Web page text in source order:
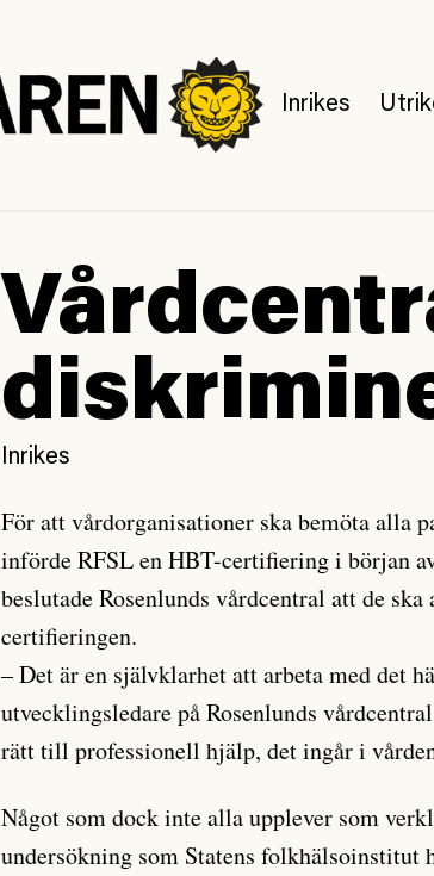
Inrikes
Inrikes
För att vårdorganisationer ska bemöta alla
införde RFSL en HBT-certifiering i början
beslutade Rosenlunds vårdcentral att de
certifieringen.
– Det är en självklarhet att arbeta med det
utvecklingsledare på Rosenlunds
rätt till professionell hjälp, det ingår i
Något som dock inte alla upplever som
undersökning som Statens folkhälsoinstitut